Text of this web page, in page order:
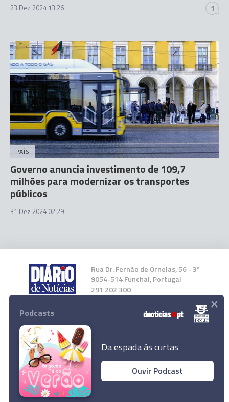
23 Dez 2024 13:26 1
PAÍS
Governo anuncia investimento de 109,7
milhões para modernizar os transportes
públicos
31 Dez 2024 02:29
Rua Dr. Fernão de Ornelas, 56 - 3º
9054-514 Funchal, Portugal
291 202 300
Instale a nossa App
© 2025 Empresa Diário de Notícias, Lda.
Todos os direitos reservados.
Podcasts
Da espada às curtas
Ouvir Podcast
×